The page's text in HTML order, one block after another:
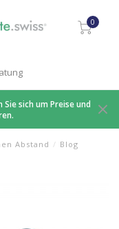
0
sich um Preise und
Abstand / Blog